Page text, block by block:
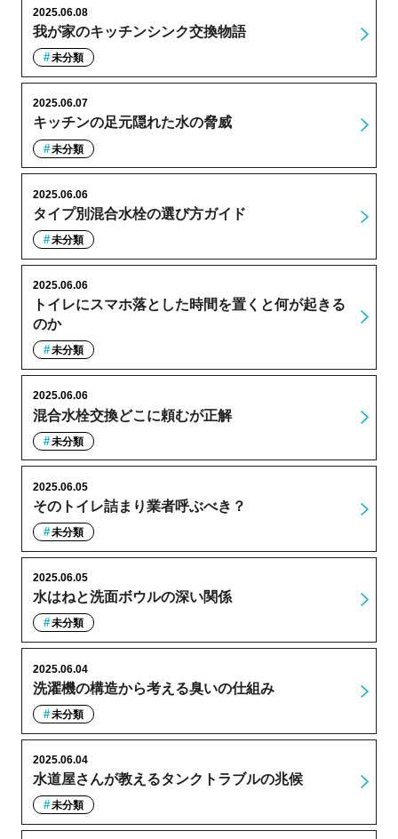
我が家のキッチンシンク交換物語
2025.06.08
未分類
キッチンの足元隠れた水の脅威
2025.06.07
未分類
タイプ別混合水栓の選び方ガイド
2025.06.06
未分類
トイレにスマホ落とした時間を置くと何が起きる
のか
2025.06.06
未分類
混合水栓交換どこに頼むが正解
2025.06.06
未分類
そのトイレ詰まり業者呼ぶべき？
2025.06.05
未分類
水はねと洗面ボウルの深い関係
2025.06.05
未分類
洗濯機の構造から考える臭いの仕組み
2025.06.04
未分類
水道屋さんが教えるタンクトラブルの兆候
2025.06.04
未分類